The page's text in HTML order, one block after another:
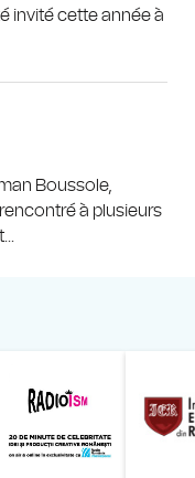
invité cette année à
Boussole,
à plusieurs